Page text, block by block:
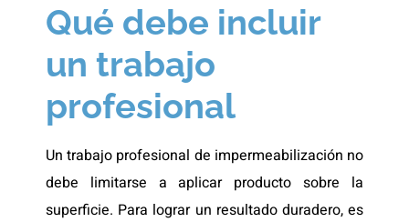
Qué debe incluir
un trabajo
profesional
Un trabajo profesional de impermeabilización no
debe limitarse a aplicar producto sobre la
superficie. Para lograr un resultado duradero, es